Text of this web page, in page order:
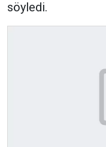
söyledi.